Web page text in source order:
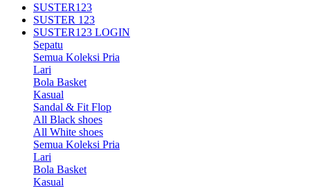
SUSTER123
SUSTER 123
SUSTER123 LOGIN
Sepatu
Semua Koleksi Pria
Lari
Bola Basket
Kasual
Sandal & Fit Flop
All Black shoes
All White shoes
Semua Koleksi Pria
Lari
Bola Basket
Kasual